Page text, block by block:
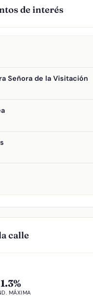
de interés
Señora de la Visitación
calle
1.3%
MÁXIMA